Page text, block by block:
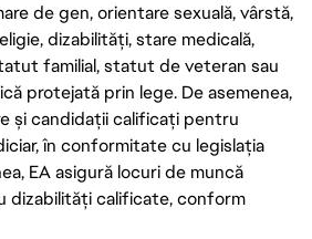
de gen, orientare sexuală, vârstă,
dizabilități, stare medicală,
familial, statut de veteran sau
protejată prin lege. De asemenea,
și candidații calificați pentru
în conformitate cu legislația
EA asigură locuri de muncă
dizabilități calificate, conform